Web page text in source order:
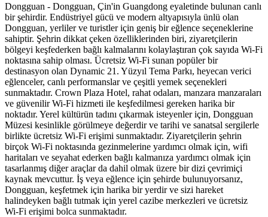
Dongguan - Dongguan, Çin'in Guangdong eyaletinde bulunan canlı
bir şehirdir. Endüstriyel gücü ve modern altyapısıyla ünlü olan
Dongguan, yerliler ve turistler için geniş bir eğlence seçeneklerine
sahiptir. Şehrin dikkat çeken özelliklerinden biri, ziyaretçilerin
bölgeyi keşfederken bağlı kalmalarını kolaylaştıran çok sayıda Wi-Fi
noktasına sahip olması. Ücretsiz Wi-Fi sunan popüler bir
destinasyon olan Dynamic 21. Yüzyıl Tema Parkı, heyecan verici
eğlenceler, canlı performanslar ve çeşitli yemek seçenekleri
sunmaktadır. Crown Plaza Hotel, rahat odaları, manzara manzaraları
ve güvenilir Wi-Fi hizmeti ile keşfedilmesi gereken harika bir
noktadır. Yerel kültürün tadını çıkarmak isteyenler için, Dongguan
Müzesi kesinlikle görülmeye değerdir ve tarihi ve sanatsal sergilerle
birlikte ücretsiz Wi-Fi erişimi sunmaktadır. Ziyaretçilerin şehrin
birçok Wi-Fi noktasında gezinmelerine yardımcı olmak için, wifi
haritaları ve seyahat ederken bağlı kalmanıza yardımcı olmak için
tasarlanmış diğer araçlar da dahil olmak üzere bir dizi çevrimiçi
kaynak mevcuttur. İş veya eğlence için şehirde bulunuyorsanız,
Dongguan, keşfetmek için harika bir yerdir ve sizi hareket
halindeyken bağlı tutmak için yerel cazibe merkezleri ve ücretsiz
Wi-Fi erişimi bolca sunmaktadır.